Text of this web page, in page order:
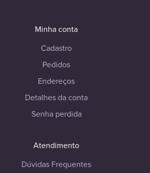
Minha conta
Cadastro
Pedidos
Endereços
Detalhes da conta
Senha perdida
Atendimento
Dúvidas Frequentes